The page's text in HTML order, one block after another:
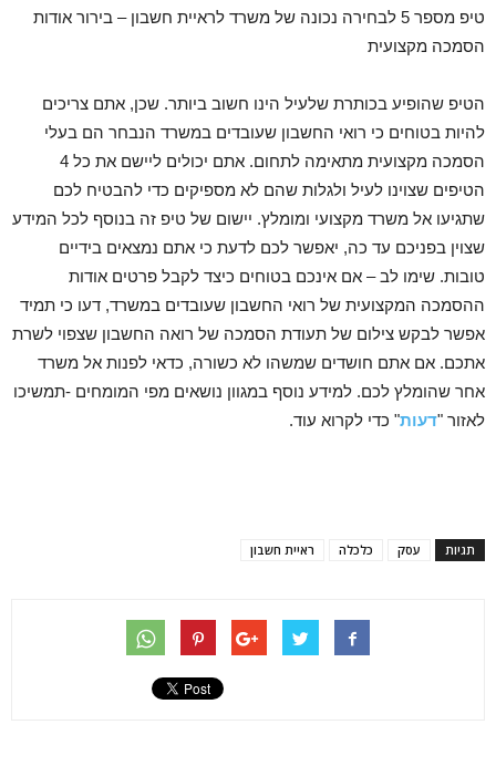
טיפ מספר 5 לבחירה נכונה של משרד לראיית חשבון – בירור אודות
הסמכה מקצועית
הטיפ שהופיע בכותרת שלעיל הינו חשוב ביותר. שכן, אתם צריכים
להיות בטוחים כי רואי החשבון שעובדים במשרד הנבחר הם בעלי
הסמכה מקצועית מתאימה לתחום. אתם יכולים ליישם את כל 4
הטיפים שצוינו לעיל ולגלות שהם לא מספיקים כדי להבטיח לכם
שתגיעו אל משרד מקצועי ומומלץ. יישום של טיפ זה בנוסף לכל המידע
שצוין בפניכם עד כה, יאפשר לכם לדעת כי אתם נמצאים בידיים
טובות. שימו לב – אם אינכם בטוחים כיצד לקבל פרטים אודות
ההסמכה המקצועית של רואי החשבון שעובדים במשרד, דעו כי תמיד
אפשר לבקש צילום של תעודת הסמכה של רואה החשבון שצפוי לשרת
אתכם. אם אתם חושדים שמשהו לא כשורה, כדאי לפנות אל משרד
אחר שהומלץ לכם. למידע נוסף במגוון נושאים מפי המומחים -תמשיכו
לאזור "דעות" כדי לקרוא עוד.
תגיות עסק כלכלה ראיית חשבון